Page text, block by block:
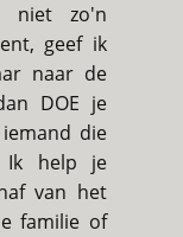
niet zo'n
geef ik
naar de
DOE je
die
Ik help je
van het
familie of